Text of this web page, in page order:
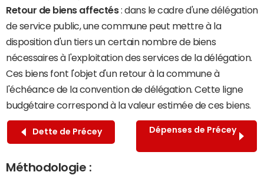
Retour de biens affectés: dans le cadre d'une délégation
de service public, une commune peut mettre à la
disposition d'un tiers un certain nombre de biens
nécessaires à l'exploitation des services de la délégation.
Ces biens font l'objet d'un retour à la commune à
l'échéance de la convention de délégation. Cette ligne
budgétaire correspond à la valeur estimée de ces biens.
Dette de Précey Dépenses de Précey
Méthodologie :